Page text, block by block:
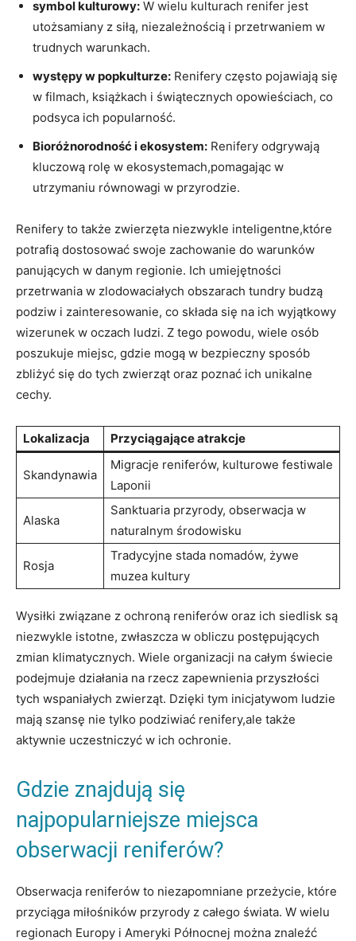
symbol kulturowy: W wielu kulturach renifer jest
utożsamiany z siłą, niezależnością i przetrwaniem w
trudnych warunkach.
występy w popkulturze: Renifery często pojawiają się
w filmach, książkach i świątecznych opowieściach, co
podsyca ich popularność.
Bioróżnorodność i ekosystem: Renifery odgrywają
kluczową rolę w ekosystemach,pomagając w
utrzymaniu równowagi w przyrodzie.
Renifery to także zwierzęta niezwykle inteligentne,które
potrafią dostosować swoje zachowanie do warunków
panujących w danym regionie. Ich umiejętności
przetrwania w zlodowaciałych obszarach tundry budzą
podziw i zainteresowanie, co składa się na ich wyjątkowy
wizerunek w oczach ludzi. Z tego powodu, wiele osób
poszukuje miejsc, gdzie mogą w bezpieczny sposób
zbliżyć się do tych zwierząt oraz poznać ich unikalne
cechy.
Lokalizacja Przyciągające atrakcje
Skandynawia
Migracje reniferów, kulturowe festiwale
Laponii
Alaska
Sanktuaria przyrody, obserwacja w
naturalnym środowisku
Rosja
Tradycyjne stada nomadów, żywe
muzea kultury
Wysiłki związane z ochroną reniferów oraz ich siedlisk są
niezwykle istotne, zwłaszcza w obliczu postępujących
zmian klimatycznych. Wiele organizacji na całym świecie
podejmuje działania na rzecz zapewnienia przyszłości
tych wspaniałych zwierząt. Dzięki tym inicjatywom ludzie
mają szansę nie tylko podziwiać renifery,ale także
aktywnie uczestniczyć w ich ochronie.
Gdzie znajdują się
najpopularniejsze miejsca
obserwacji reniferów?
Obserwacja reniferów to niezapomniane przeżycie, które
przyciąga miłośników przyrody z całego świata. W wielu
regionach Europy i Ameryki Północnej można znaleźć